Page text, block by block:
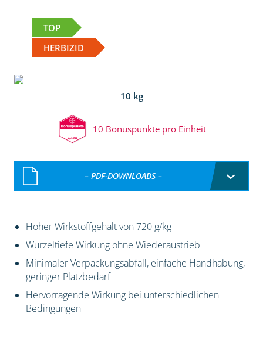
TOP
HERBIZID
10 kg
10 Bonuspunkte pro Einheit
– PDF-DOWNLOADS –
Hoher Wirkstoffgehalt von 720 g/kg
Wurzeltiefe Wirkung ohne Wiederaustrieb
Minimaler Verpackungsabfall, einfache Handhabung,
geringer Platzbedarf
Hervorragende Wirkung bei unterschiedlichen
Bedingungen